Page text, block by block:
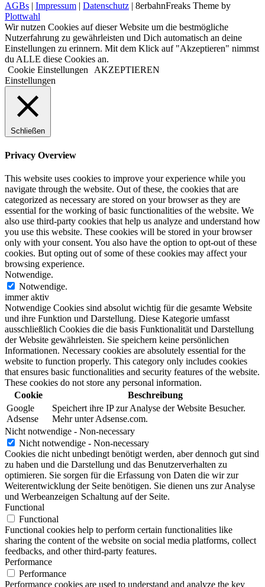
AGBs | Impressum | Datenschutz | 8erbahnFreaks Theme by
Plottwahl
Wir nutzen Cookies auf dieser Website um die bestmögliche
Nutzerfahrung zu gewährleisten und Dich automatisch an deine
Einstellungen zu erinnern. Mit dem Klick auf "Akzeptieren" nimmst
du ALLE diese Cookies an.
Cookie Einstellungen AKZEPTIEREN
Einstellungen
Schließen
Privacy Overview
This website uses cookies to improve your experience while you
navigate through the website. Out of these, the cookies that are
categorized as necessary are stored on your browser as they are
essential for the working of basic functionalities of the website. We
also use third-party cookies that help us analyze and understand how
you use this website. These cookies will be stored in your browser
only with your consent. You also have the option to opt-out of these
cookies. But opting out of some of these cookies may affect your
browsing experience.
Notwendige.
Notwendige.
immer aktiv
Notwendige Cookies sind absolut wichtig für die gesamte Website
und ihre Funktion und Darstellung. Diese Kategorie umfasst
ausschließlich Cookies die die basis Funktionalität und Darstellung
der Website gewährleisten. Sie speichern keine persönlichen
Informationen. Necessary cookies are absolutely essential for the
website to function properly. This category only includes cookies
that ensures basic functionalities and security features of the website.
These cookies do not store any personal information.
Cookie
Beschreibung
Google
Adsense
Speichert ihre IP zur Analyse der Website Besucher.
Mehr unter Adsense.com.
Nicht notwendige - Non-necessary
Nicht notwendige - Non-necessary
Cookies die nicht unbedingt benötigt werden, aber dennoch gut sind
zu haben und die Darstellung und das Benutzerverhalten zu
optimieren. Sie sorgen für die Erfassung von Daten die wir zur
Weiterentwicklung der Seite benötigen. Sie dienen uns zur Analyse
und Werbeanzeigen Schaltung auf der Seite.
Functional
Functional
Functional cookies help to perform certain functionalities like
sharing the content of the website on social media platforms, collect
feedbacks, and other third-party features.
Performance
Performance
Performance cookies are used to understand and analyze the key